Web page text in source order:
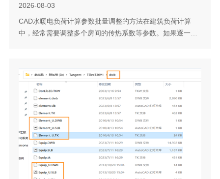
2026-08-03
CAD水暖电负荷计算参数批量调整的方法在建筑负荷计算
中，经常需要调整多个房间的传热系数等参数。如果逐一手
问题描述：如何在负荷计算时，批量修改属性？如修改外墙
传热系数。步骤指引：1. 在负荷计算对话框，点击菜单【编
辑-批量修改】；2. 勾选修改的区域，选...